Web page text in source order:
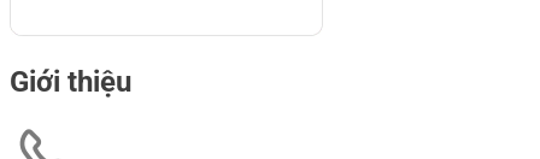
Giới thiệu